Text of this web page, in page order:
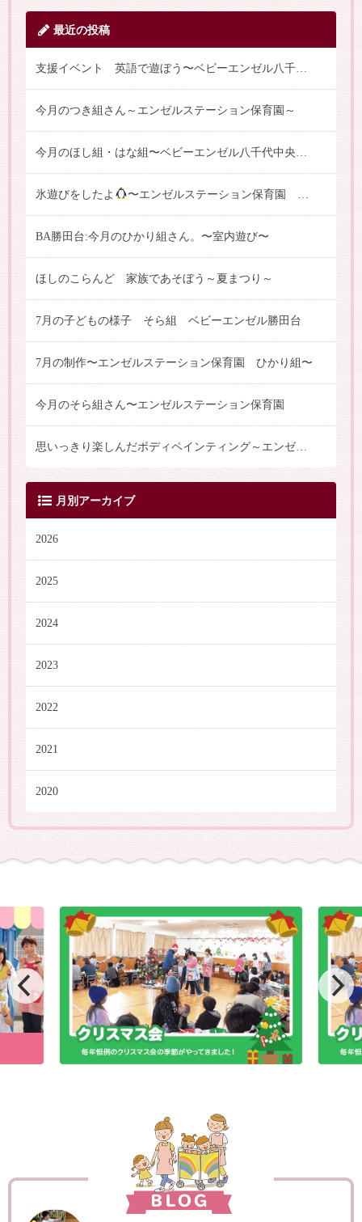
最近の投稿
支援イベント 英語で遊ぼう〜ベビーエンゼル八千代中央保育園
今月のつき組さん～エンゼルステーション保育園～
今月のほし組・はな組〜ベビーエンゼル八千代中央保育園〜
氷遊びをしたよ 〜エンゼルステーション保育園 はな組〜
BA勝田台:今月のひかり組さん。〜室内遊び〜
ほしのこらんど 家族であそぼう～夏まつり～
7月の子どもの様子 そら組 ベビーエンゼル勝田台
7月の制作〜エンゼルステーション保育園 ひかり組〜
今月のそら組さん〜エンゼルステーション保育園
思いっきり楽しんだボディペインティング～エンゼルステーション保育園（はな・にじ・うみ・つき組）
月別アーカイブ
2026
2025
2024
2023
2022
2021
2020